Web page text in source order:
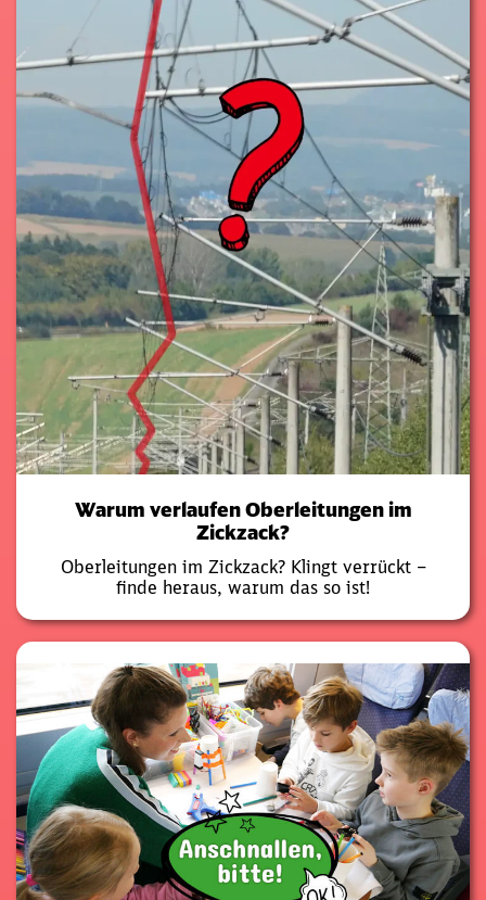
Warum verlaufen Oberleitungen im
Zickzack?
Oberleitungen im Zickzack? Klingt verrückt –
finde heraus, warum das so ist!